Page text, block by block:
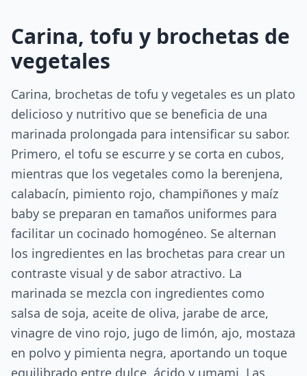
Carina, tofu y brochetas de
vegetales
Carina, brochetas de tofu y vegetales es un plato
delicioso y nutritivo que se beneficia de una
marinada prolongada para intensificar su sabor.
Primero, el tofu se escurre y se corta en cubos,
mientras que los vegetales como la berenjena,
calabacín, pimiento rojo, champiñones y maíz
baby se preparan en tamaños uniformes para
facilitar un cocinado homogéneo. Se alternan
los ingredientes en las brochetas para crear un
contraste visual y de sabor atractivo. La
marinada se mezcla con ingredientes como
salsa de soja, aceite de oliva, jarabe de arce,
vinagre de vino rojo, jugo de limón, ajo, mostaza
en polvo y pimienta negra, aportando un toque
equilibrado entre dulce, ácido y umami. Las